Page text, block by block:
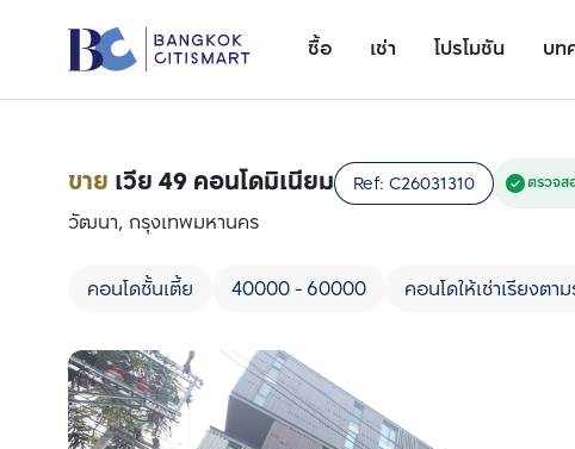
ซื้อ เช่า โปรโมชัน บท
ขาย เวีย 49 คอนโดมิเนียม Ref: C26031310 ตรวจส
วัฒนา, กรุงเทพมหานคร
คอนโดชั้นเตี้ย 40000 - 60000 คอนโดให้เช่าเรียงตา
เพิ่มยูนิตเปรียบเทียบ
รายการที่ 1